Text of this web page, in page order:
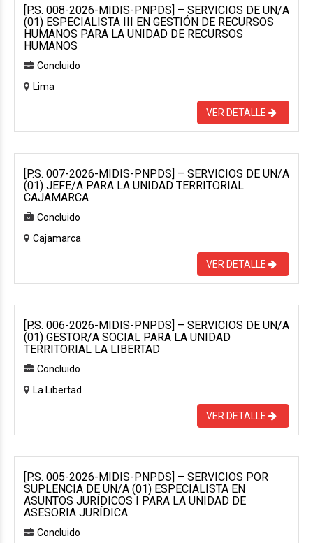
[P.S. 008-2026-MIDIS-PNPDS] – SERVICIOS DE UN/A
(01) ESPECIALISTA III EN GESTIÓN DE RECURSOS
HUMANOS PARA LA UNIDAD DE RECURSOS
HUMANOS
Concluido
Lima
VER DETALLE
[P.S. 007-2026-MIDIS-PNPDS] – SERVICIOS DE UN/A
(01) JEFE/A PARA LA UNIDAD TERRITORIAL
CAJAMARCA
Concluido
Cajamarca
VER DETALLE
[P.S. 006-2026-MIDIS-PNPDS] – SERVICIOS DE UN/A
(01) GESTOR/A SOCIAL PARA LA UNIDAD
TERRITORIAL LA LIBERTAD
Concluido
La Libertad
VER DETALLE
[P.S. 005-2026-MIDIS-PNPDS] – SERVICIOS POR
SUPLENCIA DE UN/A (01) ESPECIALISTA EN
ASUNTOS JURÍDICOS I PARA LA UNIDAD DE
ASESORIA JURÍDICA
Concluido